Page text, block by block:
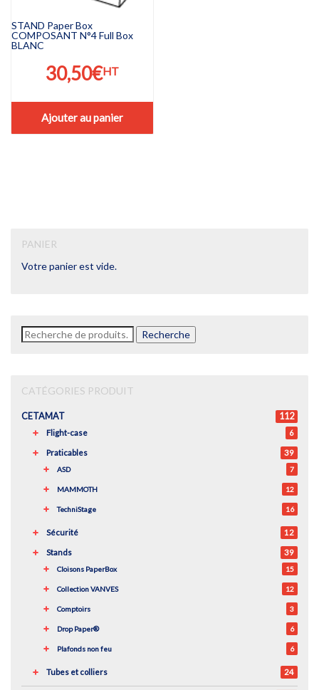
STAND Paper Box
COMPOSANT N°4 Full Box
BLANC
30,50€HT
Ajouter au panier
PANIER
Votre panier est vide.
Recherche
pour :
Recherche
CATÉGORIES PRODUIT
CETAMAT 112
Flight-case 6
Praticables 39
ASD 7
MAMMOTH 12
TechniStage 16
Sécurité 12
Stands 39
Cloisons PaperBox 15
Collection VANVES 12
Comptoirs 3
Drop Paper® 6
Plafonds non feu 6
Tubes et colliers 24